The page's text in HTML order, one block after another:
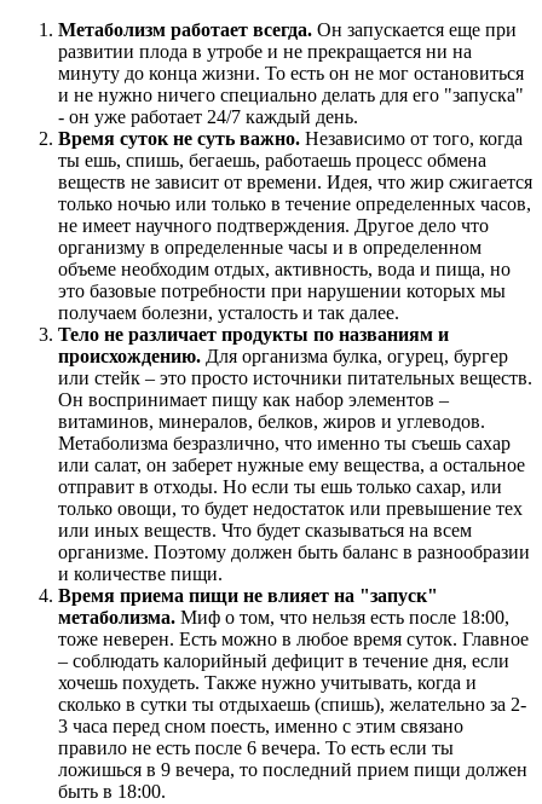
Метаболизм работает всегда. Он запускается еще при
развитии плода в утробе и не прекращается ни на
минуту до конца жизни. То есть он не мог остановиться
и не нужно ничего специально делать для его "запуска"
- он уже работает 24/7 каждый день.
Время суток не суть важно. Независимо от того, когда
ты ешь, спишь, бегаешь, работаешь процесс обмена
веществ не зависит от времени. Идея, что жир сжигается
только ночью или только в течение определенных часов,
не имеет научного подтверждения. Другое дело что
организму в определенные часы и в определенном
объеме необходим отдых, активность, вода и пища, но
это базовые потребности при нарушении которых мы
получаем болезни, усталость и так далее.
Тело не различает продукты по названиям и
происхождению. Для организма булка, огурец, бургер
или стейк – это просто источники питательных веществ.
Он воспринимает пищу как набор элементов –
витаминов, минералов, белков, жиров и углеводов.
Метаболизма безразлично, что именно ты съешь сахар
или салат, он заберет нужные ему вещества, а остальное
отправит в отходы. Но если ты ешь только сахар, или
только овощи, то будет недостаток или превышение тех
или иных веществ. Что будет сказываться на всем
организме. Поэтому должен быть баланс в разнообразии
и количестве пищи.
Время приема пищи не влияет на "запуск"
метаболизма. Миф о том, что нельзя есть после 18:00,
тоже неверен. Есть можно в любое время суток. Главное
– соблюдать калорийный дефицит в течение дня, если
хочешь похудеть. Также нужно учитывать, когда и
сколько в сутки ты отдыхаешь (спишь), желательно за 2-
3 часа перед сном поесть, именно с этим связано
правило не есть после 6 вечера. То есть если ты
ложишься в 9 вечера, то последний прием пищи должен
быть в 18:00.